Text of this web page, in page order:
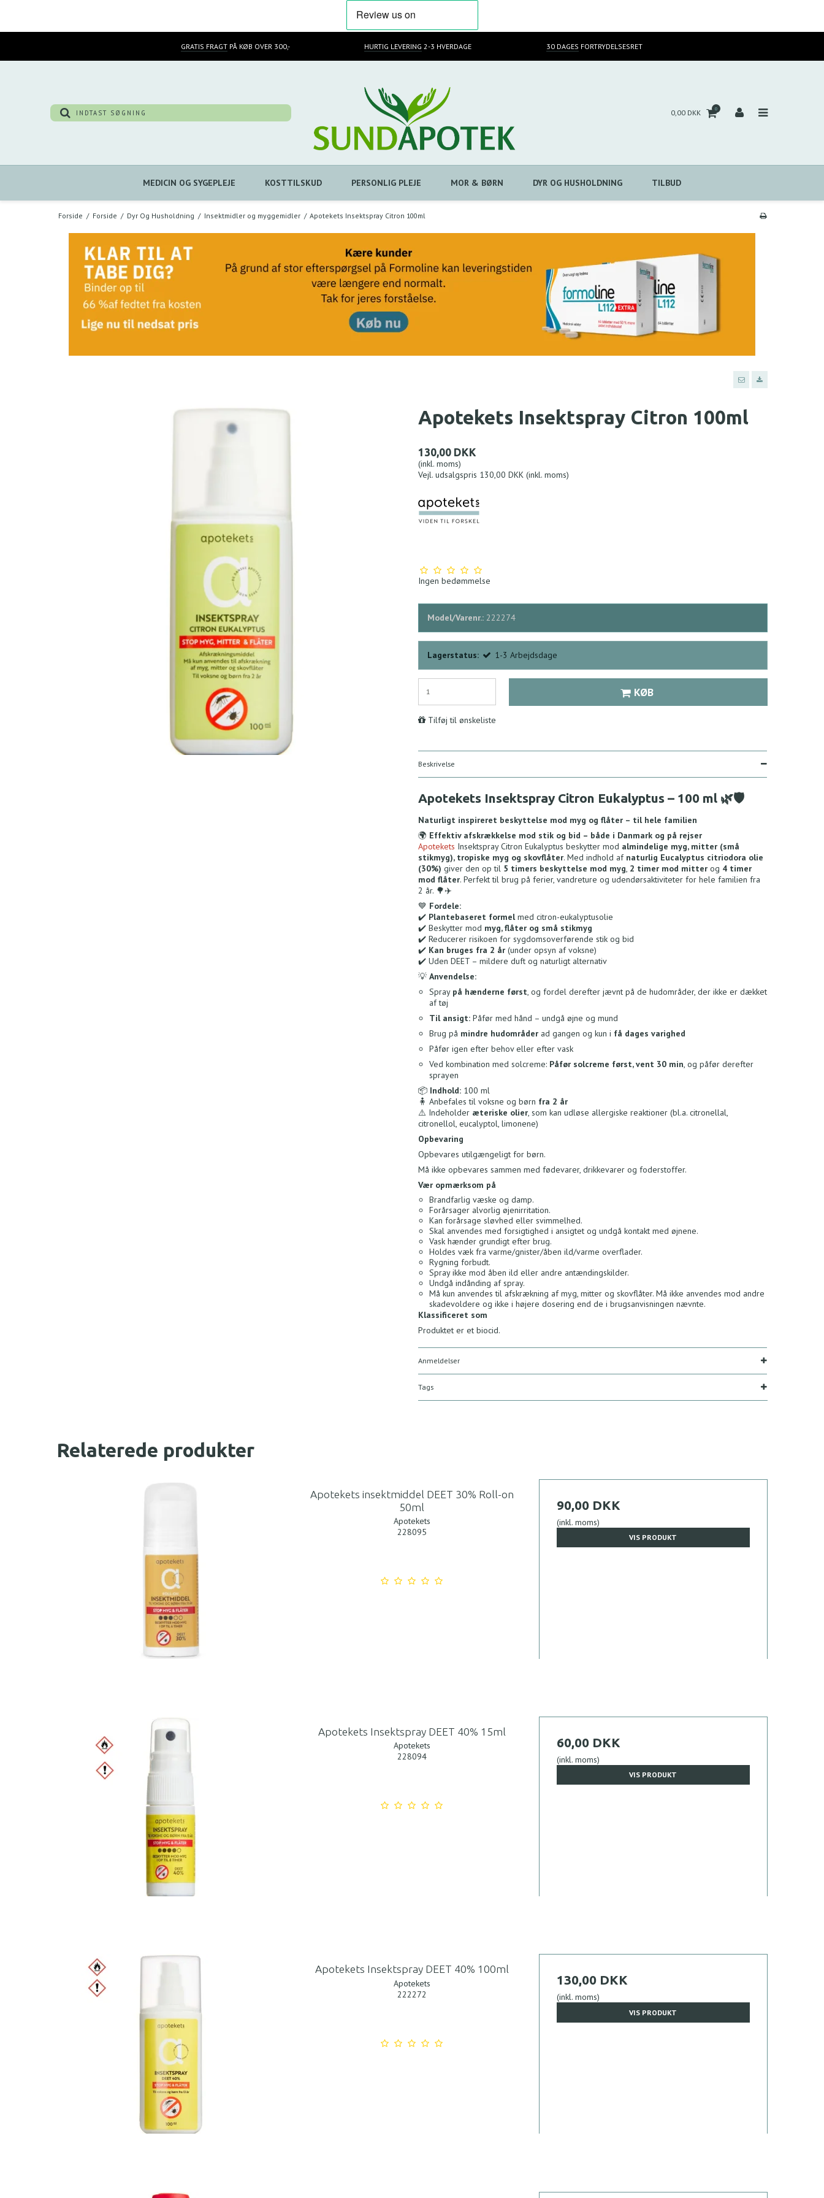
GRATIS FRAGTPÅ KØB OVER 300,- HURTIG LEVERING 2-3 HVERDAGE 30 DAGES FORTRYDELSESRET
0,00 DKK 0
MEDICIN OG SYGEPLEJE KOSTTILSKUD PERSONLIG PLEJE MOR & BØRN DYR OG HUSHOLDNING TILBUD
Forside / Forside / Dyr Og Husholdning / Insektmidler og myggemidler / Apotekets Insektspray Citron 100ml
Apotekets Insektspray Citron 100ml
130,00 DKK
(inkl. moms)
Vejl. udsalgspris 130,00 DKK (inkl. moms)
Ingen bedømmelse
Model/Varenr.: 222274
Lagerstatus: 1-3 Arbejdsdage
KØB
Tilføj til ønskeliste
Beskrivelse
Apotekets Insektspray Citron Eukalyptus – 100 ml 🌿🛡️
Naturligt inspireret beskyttelse mod myg og flåter – til hele familien
🌍 Effektiv afskrækkelse mod stik og bid – både i Danmark og på rejser
Apotekets Insektspray Citron Eukalyptus beskytter mod almindelige myg, mitter (små
stikmyg), tropiske myg og skovflåter. Med indhold af naturlig Eucalyptus citriodora olie
(30%) giver den op til 5 timers beskyttelse mod myg, 2 timer mod mitter og 4 timer
mod flåter. Perfekt til brug på ferier, vandreture og udendørsaktiviteter for hele familien fra
2 år. 🌳✈️
💙 Fordele:
✔️ Plantebaseret formelmed citron-eukalyptusolie
✔️ Beskytter mod myg, flåter og små stikmyg
✔️ Reducerer risikoen for sygdomsoverførende stik og bid
✔️ Kan bruges fra 2 år (under opsyn af voksne)
✔️ Uden DEET – mildere duft og naturligt alternativ
💡 Anvendelse:
Spray på hænderne først, og fordel derefter jævnt på de hudområder, der ikke er dækket
af tøj
Til ansigt:Påfør med hånd – undgå øjne og mund
Brug på mindre hudområderad gangen og kun i få dages varighed
Påfør igen efter behov eller efter vask
Ved kombination med solcreme: Påfør solcreme først, vent 30 min, og påfør derefter
sprayen
📦 Indhold: 100 ml
🧍 Anbefales til voksne og børn fra 2 år
⚠️ Indeholder æteriske olier, som kan udløse allergiske reaktioner (bl.a. citronellal,
citronellol, eucalyptol, limonene)
Opbevaring
Opbevares utilgængeligt for børn.
Må ikke opbevares sammen med fødevarer, drikkevarer og foderstoffer.
Vær opmærksom på
Brandfarlig væske og damp.
Forårsager alvorlig øjenirritation.
Kan forårsage sløvhed eller svimmelhed.
Skal anvendes med forsigtighed i ansigtet og undgå kontakt med øjnene.
Vask hænder grundigt efter brug.
Holdes væk fra varme/gnister/åben ild/varme overflader.
Rygning forbudt.
Spray ikke mod åben ild eller andre antændingskilder.
Undgå indånding af spray.
Må kun anvendes til afskrækning af myg, mitter og skovflåter. Må ikke anvendes mod andre
skadevoldere og ikke i højere dosering end de i brugsanvisningen nævnte.
Klassificeret som
Produktet er et biocid.
Anmeldelser
Tags
Relaterede produkter
Apotekets insektmiddel DEET 30% Roll-on
50ml
Apotekets
228095
90,00 DKK
(inkl. moms)
VIS PRODUKT
Apotekets Insektspray DEET 40% 15ml
Apotekets
228094
60,00 DKK
(inkl. moms)
VIS PRODUKT
Apotekets Insektspray DEET 40% 100ml
Apotekets
222272
130,00 DKK
(inkl. moms)
VIS PRODUKT